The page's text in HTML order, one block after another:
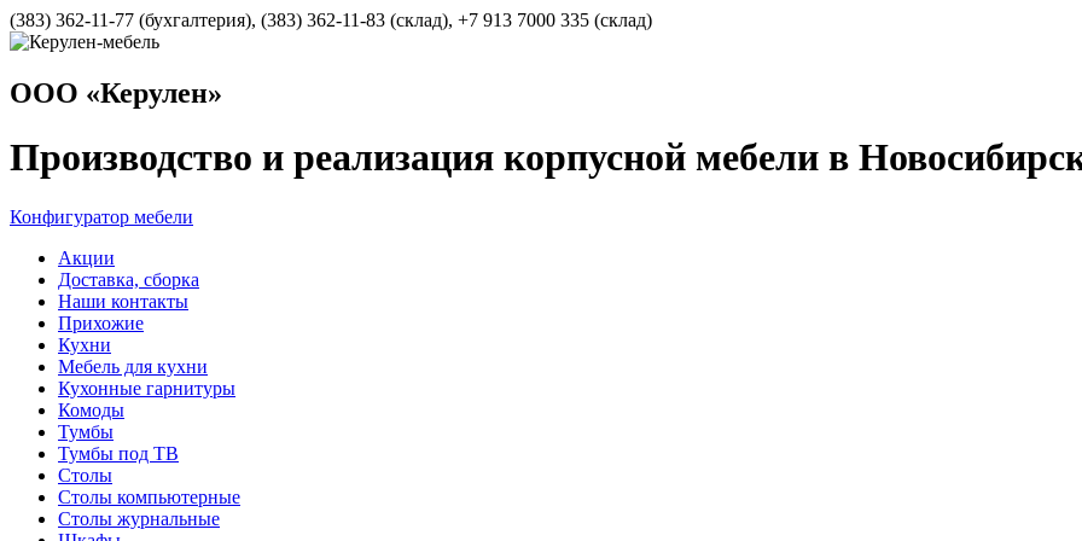
(383) 362-11-77 (бухгалтерия), (383) 362-11-83 (cклад), +7 913 7000 335 (склад)
ООО «Керулен»
Производство и реализация корпусной мебели в
Конфигуратор мебели
Акции
Доставка, сборка
Наши контакты
Прихожие
Кухни
Мебель для кухни
Кухонные гарнитуры
Комоды
Тумбы
Тумбы под ТВ
Столы
Столы компьютерные
Столы журнальные